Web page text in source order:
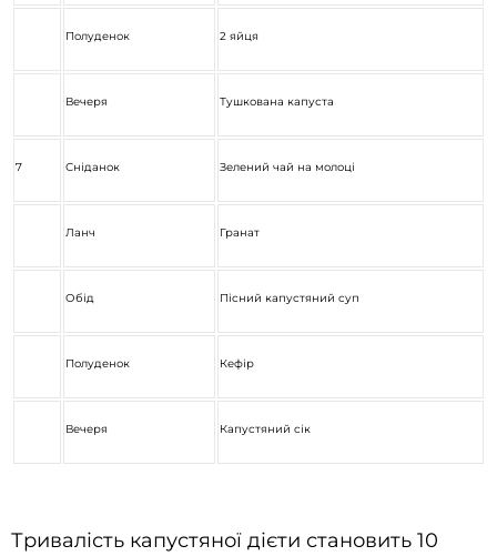
Полуденок 2 яйця
Вечеря Тушкована капуста
7 Сніданок Зелений чай на молоці
Ланч Гранат
Обід Пісний капустяний суп
Полуденок Кефір
Вечеря Капустяний сік
Тривалість капустяної дієти становить 10